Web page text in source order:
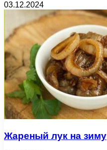
03.12.2024
Жареный лук на зиму